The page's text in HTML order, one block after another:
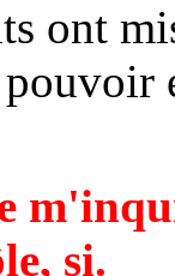
ont
si.